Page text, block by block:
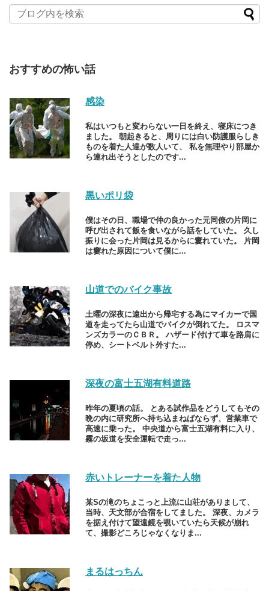
おすすめの怖い話
感染
私はいつもと変わらない一日を終え、寝床につき
ました。 朝起きると、周りには白い防護服らしき
ものを着た人達が数人いて、 私を無理やり部屋か
ら連れ出そうとしたのです...
黒いポリ袋
僕はその日、職場で仲の良かった元同僚の片岡に
呼び出されて飯を食いながら話をしていた。 久し
振りに会った片岡は見るからに窶れていた。 片岡
は窶れた原因について僕に...
山道でのバイク事故
土曜の深夜に遠出から帰宅する為にマイカーで国
道を走ってたら山道でバイクが倒れてた。 ロスマ
ンズカラーのＣＢＲ。 ハザード付けて車を路肩に
停め、シートベルト外すた...
深夜の富士五湖有料道路
昨年の夏頃の話。 とある試作品をどうしてもその
晩の内に研究所へ持ち込まねばならず、営業車で
高速に乗った。 中央道から富士五湖有料に入り、
霧の坂道を安全運転で走っ...
赤いトレーナーを着た人物
某Sの滝のちょこっと上流に山荘がありまして、
当時、天文部が合宿をしてました。 深夜、カメラ
を据え付けて望遠鏡を覗いていたら天候が崩れ
て、撮影どころじゃなくなりま...
まるはっちん